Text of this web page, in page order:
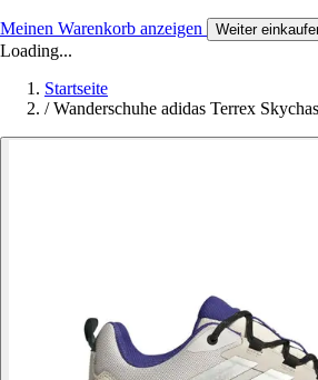
Meinen Warenkorb anzeigen Weiter
Loading...
Startseite
/ Wanderschuhe adidas Terrex